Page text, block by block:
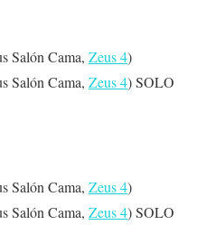
Salón Cama, Zeus 4)
Salón Cama, Zeus 4) SOLO
Salón Cama, Zeus 4)
Salón Cama, Zeus 4) SOLO